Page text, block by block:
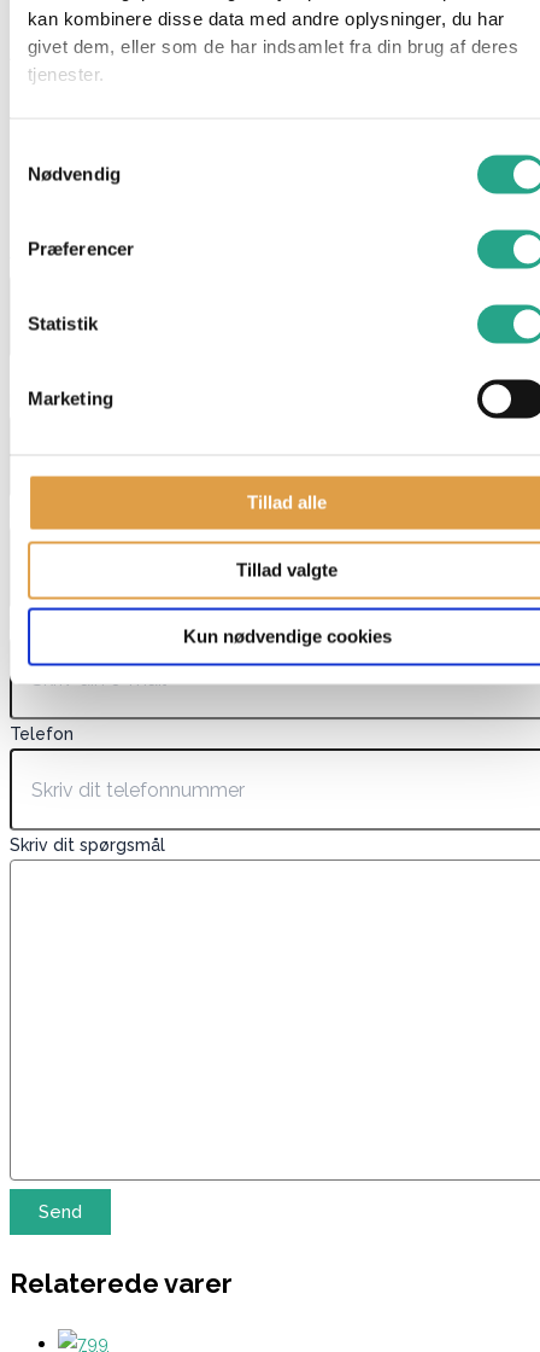
kan kombinere disse data med andre oplysninger, du har
givet dem, eller som de har indsamlet fra din brug af deres
tjenester.
Nødvendig
Præferencer
Statistik
Marketing
Tillad alle
Tillad valgte
Kun nødvendige cookies
Alder: 5 år
Indhold: 2.500 perler
" indikerer påkrævede felter
varenavn
EAN
Telefon
Skriv dit spørgsmål
Relaterede varer